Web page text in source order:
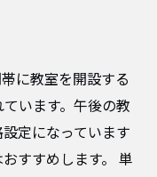
に教室を開設する
います。午後の教
定になっています
すすめします。 単